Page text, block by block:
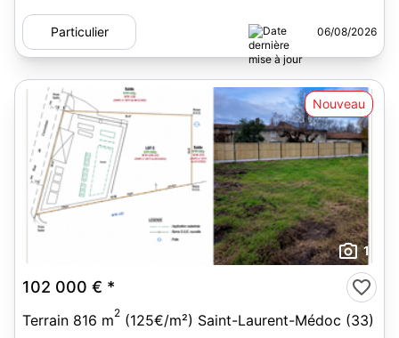
Particulier 06/08/2026
Nouveau
1
102 000 € *
Terrain 816 m2 (125€/m²) Saint-Laurent-Médoc (33)